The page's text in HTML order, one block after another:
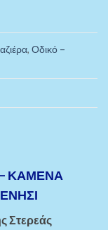
,Οδικό –
ΚΑΜΕΝΑ
Στερεάς